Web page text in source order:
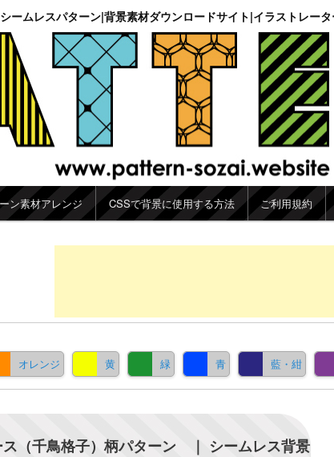
シームレスパターン|背景素材ダウンロードサイト|イラストレ
ン素材アレンジ CSSで背景に使用する方法 ご利用規約
オレンジ 黄 緑 青 藍・紺
（千鳥格子）柄パターン ｜ シームレス背景